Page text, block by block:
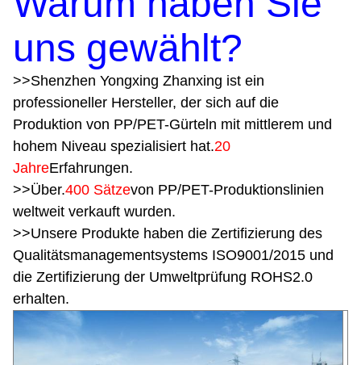
uns gewählt?
>>Shenzhen Yongxing Zhanxing ist ein
professioneller Hersteller, der sich auf die
Produktion von PP/PET-Gürteln mit mittlerem und
hohem Niveau spezialisiert hat.20
JahreErfahrungen.
>>Über.400 Sätzevon PP/PET-Produktionslinien
weltweit verkauft wurden.
>>Unsere Produkte haben die Zertifizierung des
Qualitätsmanagementsystems ISO9001/2015 und
die Zertifizierung der Umweltprüfung ROHS2.0
erhalten.